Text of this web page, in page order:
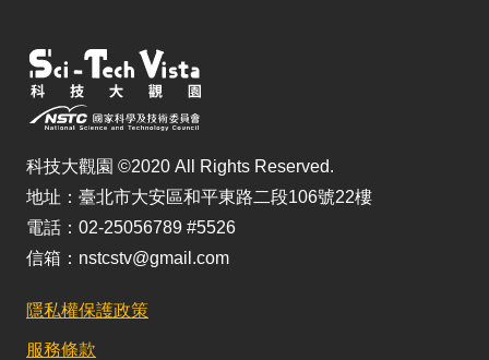
科技大觀園 ©2020 All Rights Reserved.
地址：臺北市大安區和平東路二段106號22樓
電話：02-25056789 #5526
信箱：nstcstv@gmail.com
隱私權保護政策
服務條款